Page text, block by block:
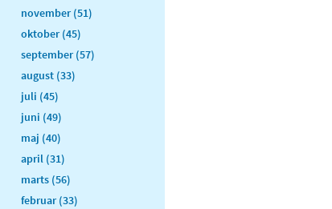
november (51)
oktober (45)
september (57)
august (33)
juli (45)
juni (49)
maj (40)
april (31)
marts (56)
februar (33)